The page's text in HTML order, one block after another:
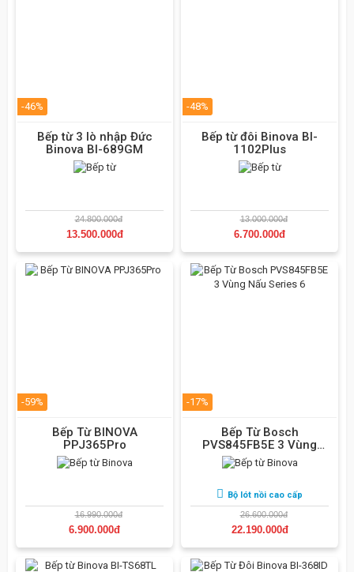
-46%
Bếp từ 3 lò nhập Đức
Binova BI-689GM
24.800.000đ
13.500.000đ
-48%
Bếp từ đôi Binova BI-
1102Plus
13.000.000đ
6.700.000đ
-59%
Bếp Từ BINOVA
PPJ365Pro
16.990.000đ
6.900.000đ
-17%
Bếp Từ Bosch
PVS845FB5E 3 Vùng
Nấu Series 6
Bộ lót nồi cao cấp
26.600.000đ
22.190.000đ